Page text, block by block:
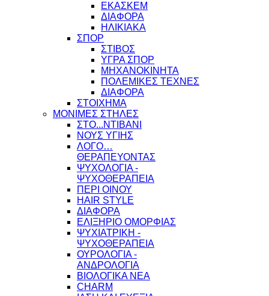
ΕΚΑΣΚΕΜ
ΔΙΑΦΟΡΑ
ΗΛΙΚΙΑΚΑ
ΣΠΟΡ
ΣΤΙΒΟΣ
ΥΓΡΑ ΣΠΟΡ
ΜΗΧΑΝΟΚΙΝΗΤΑ
ΠΟΛΕΜΙΚΕΣ ΤΕΧΝΕΣ
ΔΙΑΦΟΡΑ
ΣΤΟΙΧΗΜΑ
ΜΟΝΙΜΕΣ ΣΤΗΛΕΣ
ΣΤΟ...ΝΤΙΒΑΝΙ
ΝΟΥΣ ΥΓΙΗΣ
ΛΟΓΟ…
ΘΕΡΑΠΕΥΟΝΤΑΣ
ΨΥΧΟΛΟΓΙΑ -
ΨΥΧΟΘΕΡΑΠΕΙΑ
ΠΕΡΙ ΟΙΝΟΥ
HAIR STYLE
ΔΙΑΦΟΡΑ
ΕΛΙΞΗΡΙΟ ΟΜΟΡΦΙΑΣ
ΨΥΧΙΑΤΡΙΚΗ -
ΨΥΧΟΘΕΡΑΠΕΙΑ
ΟΥΡΟΛΟΓΙΑ -
ΑΝΔΡΟΛΟΓΙΑ
ΒΙΟΛΟΓΙΚΑ ΝΕΑ
CHARM